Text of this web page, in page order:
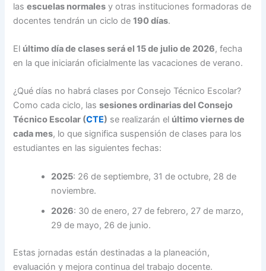
lasescuelas normales y otras instituciones formadoras de
docentes tendrán un ciclo de190 días.
El último día de clases será el 15 de julio de 2026, fecha
en la que iniciarán oficialmente las vacaciones de verano.
¿Qué días no habrá clases por Consejo Técnico Escolar?
Como cada ciclo, lassesiones ordinarias del Consejo
Técnico Escolar (CTE) se realizarán el último viernes de
cada mes, lo que significa suspensión de clases para los
estudiantes en las siguientes fechas:
2025: 26 de septiembre, 31 de octubre, 28 de
noviembre.
2026: 30 de enero, 27 de febrero, 27 de marzo,
29 de mayo, 26 de junio.
Estas jornadas están destinadas a la planeación,
evaluación y mejora continua del trabajo docente.